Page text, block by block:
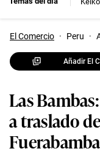
El Comercio · Peru ·
Añadir El
Las
a traslado
Fuerabamba